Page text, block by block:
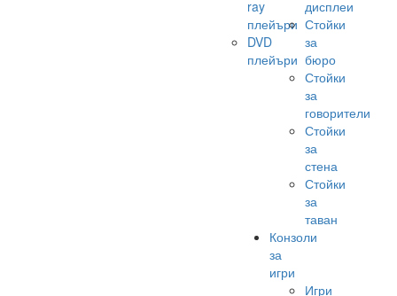
ray
плейъри
DVD
плейъри
дисплеи
Стойки
за
бюро
Стойки
за
говорители
Стойки
за
стена
Стойки
за
таван
Конзоли
за
игри
Игри